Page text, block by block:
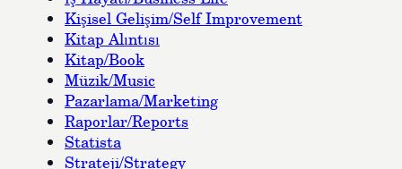
Kişisel Gelişim/Self Improvement
Kitap Alıntısı
Kitap/Book
Müzik/Music
Pazarlama/Marketing
Raporlar/Reports
Statista
Strateji/Strategy